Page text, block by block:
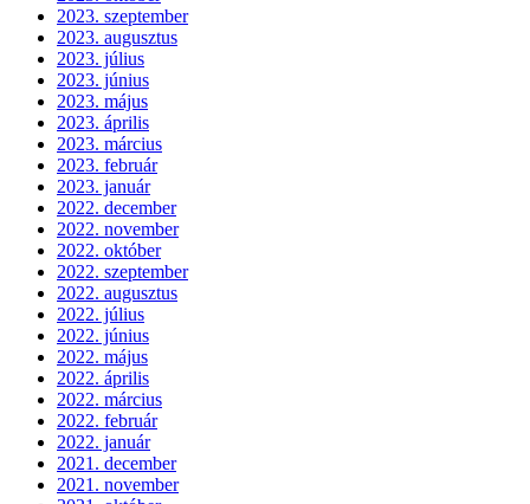
2023. szeptember
2023. augusztus
2023. július
2023. június
2023. május
2023. április
2023. március
2023. február
2023. január
2022. december
2022. november
2022. október
2022. szeptember
2022. augusztus
2022. július
2022. június
2022. május
2022. április
2022. március
2022. február
2022. január
2021. december
2021. november